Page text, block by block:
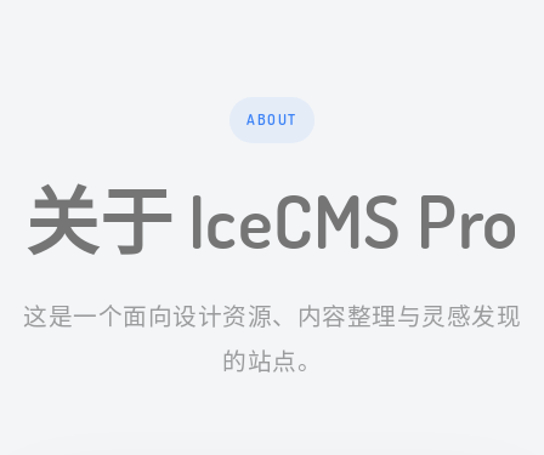
ABOUT
关于 IceCMS Pro
这是一个面向设计资源、内容整理与灵感发现
的站点。